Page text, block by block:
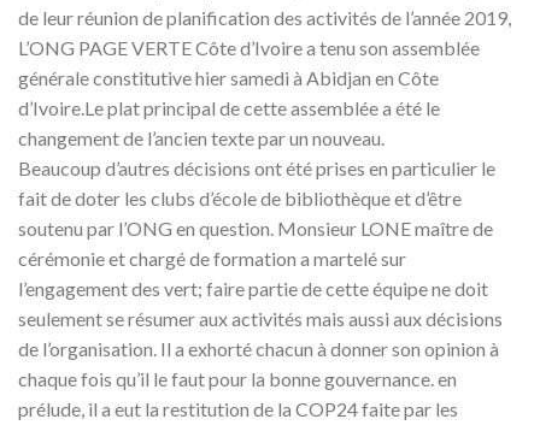
de leur réunion de planification des activités de l’année 2019,
L’ONG PAGE VERTE Côte d’Ivoire a tenu son assemblée
générale constitutive hier samedi à Abidjan en Côte
d’Ivoire.Le plat principal de cette assemblée a été le
changement de l’ancien texte par un nouveau.
Beaucoup d’autres décisions ont été prises en particulier le
fait de doter les clubs d’école de bibliothèque et d’être
soutenu par l’ONG en question. Monsieur LONE maître de
cérémonie et chargé de formation a martelé sur
l’engagement des vert; faire partie de cette équipe ne doit
seulement se résumer aux activités mais aussi aux décisions
de l’organisation. Il a exhorté chacun à donner son opinion à
chaque fois qu’il le faut pour la bonne gouvernance. en
prélude, il a eut la restitution de la COP24 faite par les